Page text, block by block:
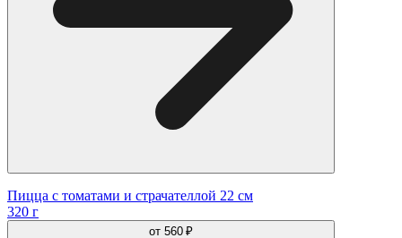
Пицца с томатами и страчателлой 22 см
320 г
от 560 ₽